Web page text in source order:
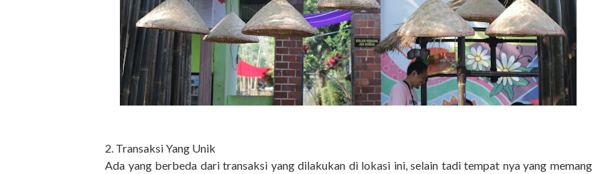
2. Transaksi Yang Unik
Ada yang berbeda dari transaksi yang dilakukan di lokasi ini, selain tadi tempat nya yang memang